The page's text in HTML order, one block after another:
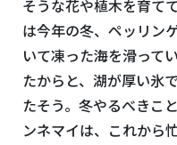
そうな花や植木を育て
は今年の冬、ペッリン
いて凍った海を滑って
たからと、湖が厚い氷
たそう。冬やるべきこ
ンネマイは、これから